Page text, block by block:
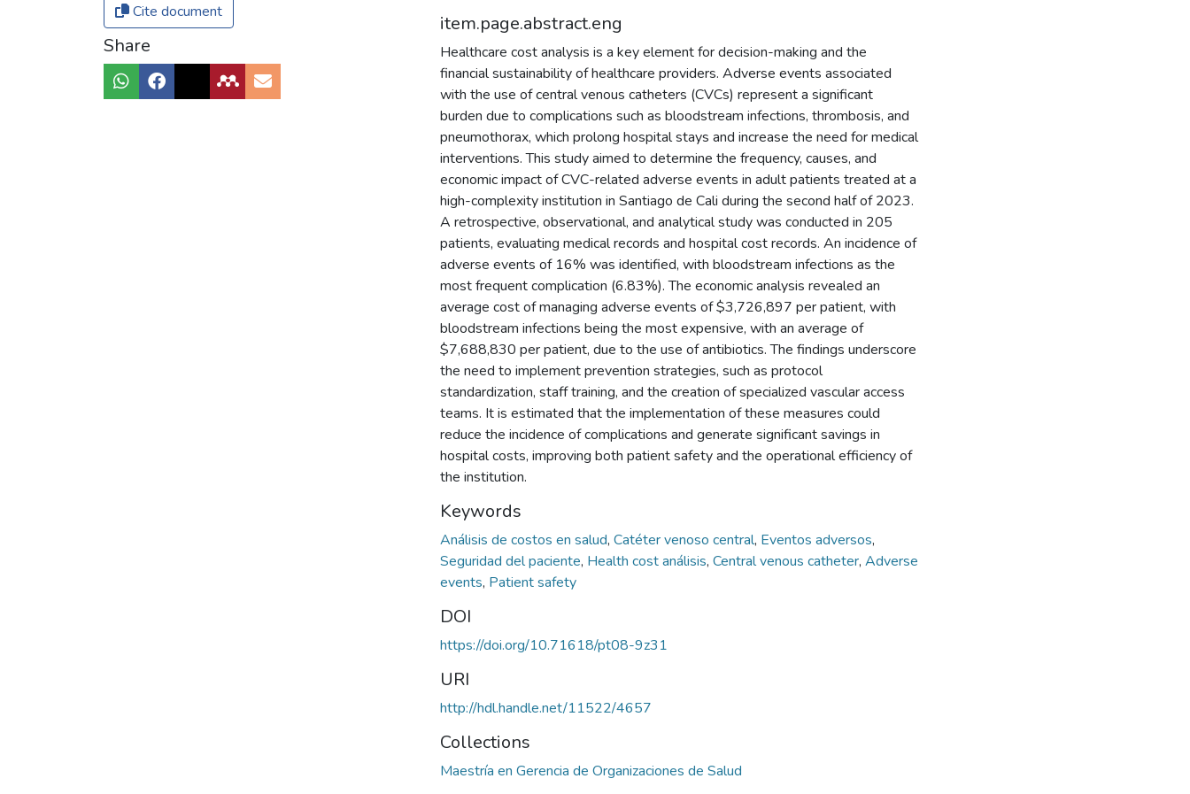
Cite document
Share
item.page.abstract.eng
Healthcare cost analysis is a key element for decision-making and the
financial sustainability of healthcare providers. Adverse events associated
with the use of central venous catheters (CVCs) represent a significant
burden due to complications such as bloodstream infections, thrombosis, and
pneumothorax, which prolong hospital stays and increase the need for medical
interventions. This study aimed to determine the frequency, causes, and
economic impact of CVC-related adverse events in adult patients treated at a
high-complexity institution in Santiago de Cali during the second half of 2023.
A retrospective, observational, and analytical study was conducted in 205
patients, evaluating medical records and hospital cost records. An incidence of
adverse events of 16% was identified, with bloodstream infections as the
most frequent complication (6.83%). The economic analysis revealed an
average cost of managing adverse events of $3,726,897 per patient, with
bloodstream infections being the most expensive, with an average of
$7,688,830 per patient, due to the use of antibiotics. The findings underscore
the need to implement prevention strategies, such as protocol
standardization, staff training, and the creation of specialized vascular access
teams. It is estimated that the implementation of these measures could
reduce the incidence of complications and generate significant savings in
hospital costs, improving both patient safety and the operational efficiency of
the institution.
Keywords
Análisis de costos en salud, Catéter venoso central, Eventos adversos,
Seguridad del paciente, Health cost análisis, Central venous catheter, Adverse
events, Patient safety
DOI
https://doi.org/10.71618/pt08-9z31
URI
http://hdl.handle.net/11522/4657
Collections
Maestría en Gerencia de Organizaciones de Salud